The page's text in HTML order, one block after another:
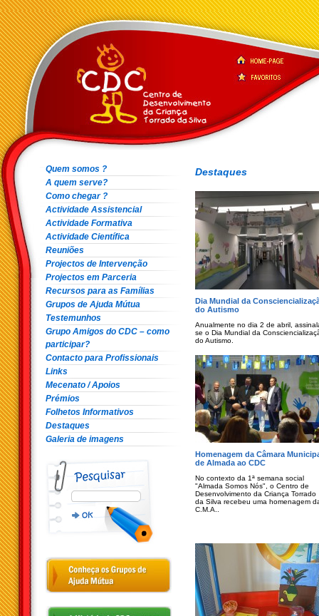
Quem somos ?
A quem serve?
Como chegar ?
Actividade Assistencial
Actividade Formativa
Actividade Científica
Reuniões
Projectos de Intervenção
Projectos em Parceria
Recursos para as Famílias
Grupos de Ajuda Mútua
Testemunhos
Grupo Amigos do CDC – como
participar?
Contacto para Profissionais
Links
Mecenato / Apoios
Prémios
Folhetos Informativos
Destaques
Galeria de imagens
Destaques
Dia Mundial da
do Autismo
Anualmente no dia 2 de abril,
se o Dia Mundial da
do Autismo.
Homenagem da Câmara
de Almada ao CDC
No contexto da 1ª semana social
"Almada Somos Nós", o Centro de
Desenvolvimento da Criança Torrado
da Silva recebeu uma homenagem
C.M.A..